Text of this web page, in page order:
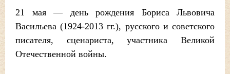
21 мая — день рождения Бориса Львовича
Васильева (1924-2013 гг.), русского и советского
писателя, сценариста, участника Великой
Отечественной войны.